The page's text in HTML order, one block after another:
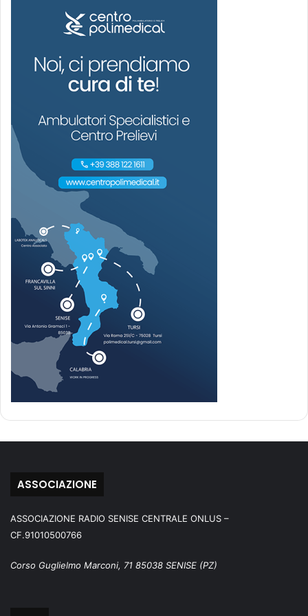
ASSOCIAZIONE
ASSOCIAZIONE RADIO SENISE CENTRALE ONLUS –
CF.91010500766
Corso Guglielmo Marconi, 71 85038 SENISE (PZ)